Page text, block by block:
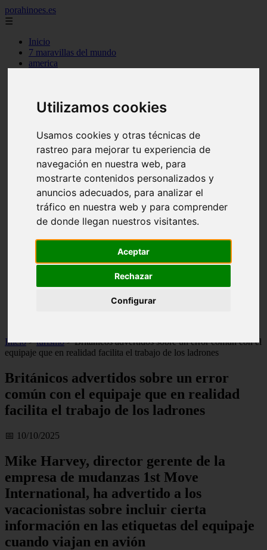
Utilizamos cookies
Usamos cookies y otras técnicas de
rastreo para mejorar tu experiencia de
navegación en nuestra web, para
mostrarte contenidos personalizados y
anuncios adecuados, para analizar el
tráfico en nuestra web y para comprender
de donde llegan nuestros visitantes.
Aceptar
Rechazar
Configurar
porahinoes.es
☰
Inicio
7 maravillas del mundo
america
c cordoba
c mendoza
c neuquen
c provincias
c rio negro
c santa fe
c tierra de fuego
c tucuman
c zona austral
carmen
lanzarote
monumentos
Inicio > turismo >Británicos advertidos sobre un error común con el
equipaje que en realidad facilita el trabajo de los ladrones
Británicos advertidos sobre un error
común con el equipaje que en realidad
facilita el trabajo de los ladrones
📅 10/10/2025
Mike Harvey, director gerente de la
empresa de mudanzas 1st Move
International, ha advertido a los
vacacionistas sobre incluir cierta
información en las etiquetas del equipaje
cuando viajan en avión